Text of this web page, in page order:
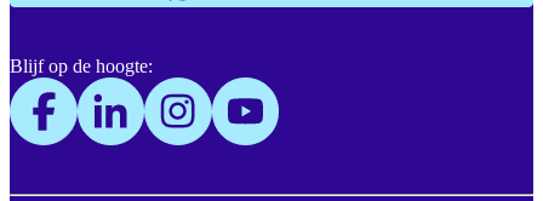
Blijf op de hoogte: